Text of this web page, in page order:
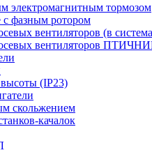
электромагнитным тормозом
с фазным ротором
вентиляторов (в
осевых вентиляторов
(IP23)
скольжением
качалок